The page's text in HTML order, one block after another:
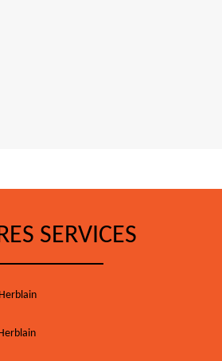
SERVICES